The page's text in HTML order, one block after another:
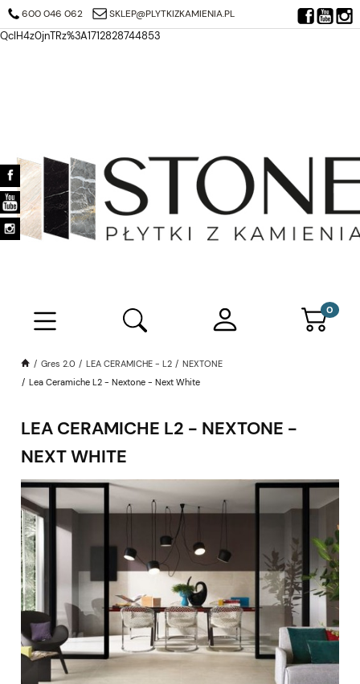
https://search.google.com/search-console/verification-download?
QclH4z0jnTRz%3A1712828744853
600 046 062 SKLEP@PLYTKIZKAMIENIA.PL
Gres 2.0 LEA CERAMICHE - L2
NEXTONE
Lea Ceramiche L2 - Nextone - Next White
LEA CERAMICHE L2 - NEXTONE -
NEXT WHITE